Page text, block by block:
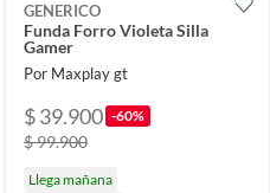
GENERICO
Funda Forro Violeta Silla
Gamer
Por Maxplay gt
$ 39.900 -60%
$ 99.900
Llega mañana